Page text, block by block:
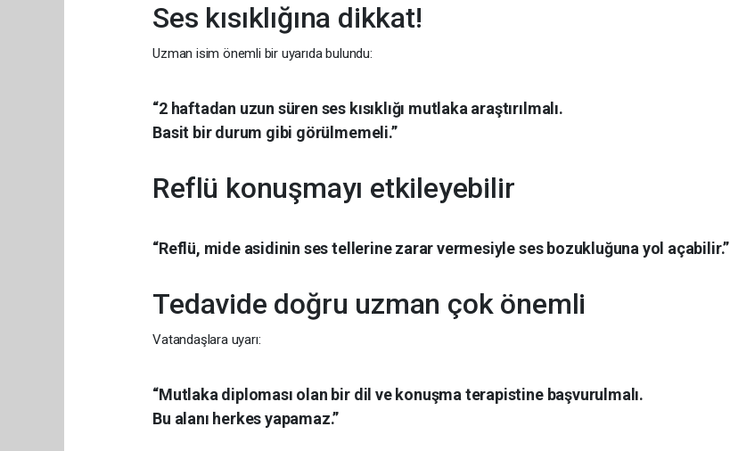
Ses kısıklığına dikkat!
Uzman isim önemli bir uyarıda bulundu:
“2 haftadan uzun süren ses kısıklığı mutlaka araştırılmalı.
Basit bir durum gibi görülmemeli.”
Reflü konuşmayı etkileyebilir
“Reflü, mide asidinin ses tellerine zarar vermesiyle ses bozukluğuna yol açabilir.”
Tedavide doğru uzman çok önemli
Vatandaşlara uyarı:
“Mutlaka diploması olan bir dil ve konuşma terapistine başvurulmalı.
Bu alanı herkes yapamaz.”